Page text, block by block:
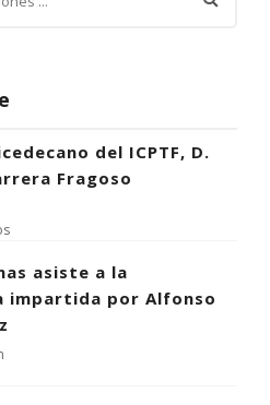
del ICPTF, D.
Fragoso
asiste a la
impartida por Alfonso